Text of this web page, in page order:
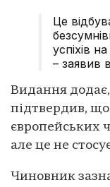
Це
успіхів
– заявив
Видання
підтвердив,
європейських
але це не
Чиновник